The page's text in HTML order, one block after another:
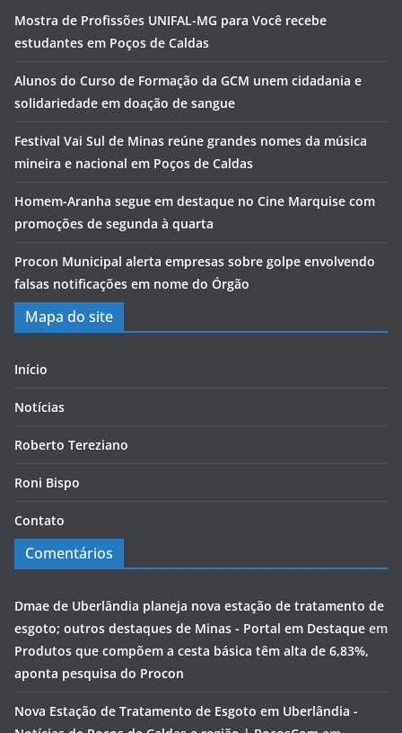
Mostra de Profissões UNIFAL-MG para Você recebe
estudantes em Poços de Caldas
Alunos do Curso de Formação da GCM unem cidadania e
solidariedade em doação de sangue
Festival Vai Sul de Minas reúne grandes nomes da música
mineira e nacional em Poços de Caldas
Homem-Aranha segue em destaque no Cine Marquise com
promoções de segunda à quarta
Procon Municipal alerta empresas sobre golpe envolvendo
falsas notificações em nome do Órgão
Mapa do site
Início
Notícias
Roberto Tereziano
Roni Bispo
Contato
Comentários
Dmae de Uberlândia planeja nova estação de tratamento de
esgoto; outros destaques de Minas - Portal em Destaque em
Produtos que compõem a cesta básica têm alta de 6,83%,
aponta pesquisa do Procon
Nova Estação de Tratamento de Esgoto em Uberlândia -